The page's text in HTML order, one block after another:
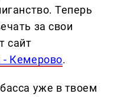
Теперь
за свои
сайт
- Кемерово.
уже в твоем